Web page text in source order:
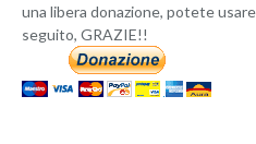
una libera donazione, potete
seguito, GRAZIE!!